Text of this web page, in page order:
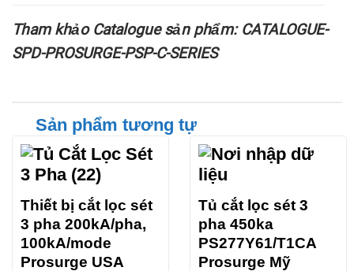
Tham khảo Catalogue sản phẩm: CATALOGUE-
SPD-PROSURGE-PSP-C-SERIES
Sản phẩm tương tự
Thiết bị cắt lọc sét
3 pha 200kA/pha,
100kA/mode
Prosurge USA
Tủ cắt lọc sét 3
pha 450ka
PS277Y61/T1CA
Prosurge Mỹ